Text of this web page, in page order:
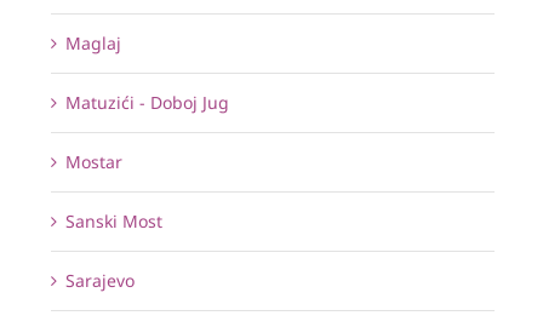
Maglaj
Matuzići - Doboj Jug
Mostar
Sanski Most
Sarajevo